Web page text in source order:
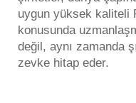
uygun yüksek kaliteli
konusunda
değil, aynı zamanda
zevke hitap eder.